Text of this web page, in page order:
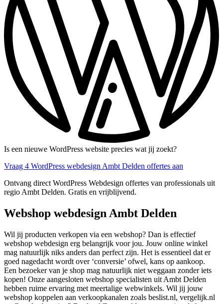
Is een nieuwe WordPress website precies wat jij zoekt?
Vraag 4 WordPress webdesign Ambt Delden offertes aan
Ontvang direct WordPress Webdesign offertes van professionals uit
regio Ambt Delden. Gratis en vrijblijvend.
Webshop webdesign Ambt Delden
Wil jij producten verkopen via een webshop? Dan is effectief
webshop webdesign erg belangrijk voor jou. Jouw online winkel
mag natuurlijk niks anders dan perfect zijn. Het is essentieel dat er
goed nagedacht wordt over ‘conversie’ ofwel, kans op aankoop.
Een bezoeker van je shop mag natuurlijk niet weggaan zonder iets
kopen! Onze aangesloten webshop specialisten uit Ambt Delden
hebben ruime ervaring met meertalige webwinkels. Wil jij jouw
webshop koppelen aan verkoopkanalen zoals beslist.nl, vergelijk.nl